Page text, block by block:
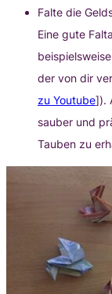
Falte die
Eine gute
der von dir
zu Youtube]).
sauber und
Tauben zu